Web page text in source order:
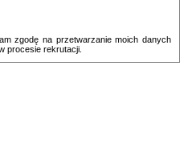
zgodę na przetwarzanie moich danych
procesie rekrutacji.